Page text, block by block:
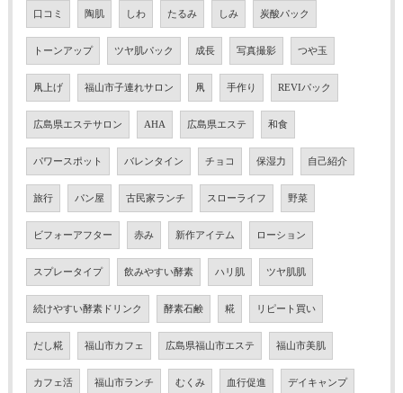
口コミ 陶肌 しわ たるみ しみ 炭酸パック
トーンアップ ツヤ肌パック 成長 写真撮影 つや玉
凧上げ 福山市子連れサロン 凧 手作り REVIパック
広島県エステサロン AHA 広島県エステ 和食
パワースポット バレンタイン チョコ 保湿力 自己紹介
旅行 パン屋 古民家ランチ スローライフ 野菜
ビフォーアフター 赤み 新作アイテム ローション
スプレータイプ 飲みやすい酵素 ハリ肌 ツヤ肌肌
続けやすい酵素ドリンク 酵素石鹸 糀 リピート買い
だし糀 福山市カフェ 広島県福山市エステ 福山市美肌
カフェ活 福山市ランチ むくみ 血行促進 デイキャンプ